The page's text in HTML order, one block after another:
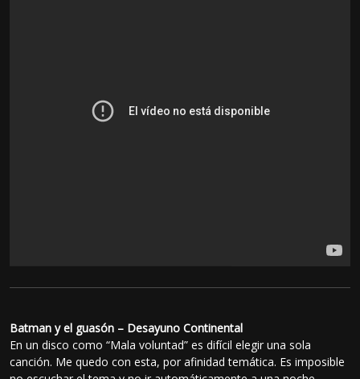
Batman y el guasón – Desayuno Continental
En un disco como “Mala voluntad” es difícil elegir una sola
canción. Me quedo con esta, por afinidad temática. Es imposible